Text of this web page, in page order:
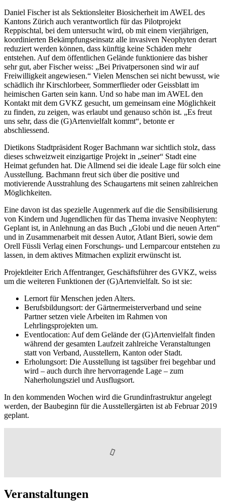
Daniel Fischer ist als Sektionsleiter Biosicherheit im AWEL des
Kantons Zürich auch verantwortlich für das Pilotprojekt
Reppischtal, bei dem untersucht wird, ob mit einem vierjährigen,
koordinierten Bekämpfungseinsatz alle invasiven Neophyten derart
reduziert werden können, dass künftig keine Schäden mehr
entstehen. Auf dem öffentlichen Gelände funktioniere das bisher
sehr gut, aber Fischer weiss: „Bei Privatpersonen sind wir auf
Freiwilligkeit angewiesen.“ Vielen Menschen sei nicht bewusst, wie
schädlich ihr Kirschlorbeer, Sommerflieder oder Geissblatt im
heimischen Garten sein kann. Und so habe man im AWEL den
Kontakt mit dem GVKZ gesucht, um gemeinsam eine Möglichkeit
zu finden, zu zeigen, was erlaubt und genauso schön ist. „Es freut
uns sehr, dass die (G)Artenvielfalt kommt“, betonte er
abschliessend.
Dietikons Stadtpräsident Roger Bachmann war sichtlich stolz, dass
dieses schweizweit einzigartige Projekt in „seiner“ Stadt eine
Heimat gefunden hat. Die Allmend sei die ideale Lage für solch eine
Ausstellung. Bachmann freut sich über die positive und
motivierende Ausstrahlung des Schaugartens mit seinen zahlreichen
Möglichkeiten.
Eine davon ist das spezielle Augenmerk auf die die Sensibilisierung
von Kindern und Jugendlichen für das Thema invasive Neophyten:
Geplant ist, in Anlehnung an das Buch „Globi und die neuen Arten“
und in Zusammenarbeit mit dessen Autor, Atlant Bieri, sowie dem
Orell Füssli Verlag einen Forschungs- und Lernparcour entstehen zu
lassen, in dem aktives Mitmachen explizit erwünscht ist.
Projektleiter Erich Affentranger, Geschäftsführer des GVKZ, weiss
um die weiteren Funktionen der (G)Artenvielfalt. So ist sie:
Lernort für Menschen jeden Alters.
Berufsbildungsort: der Gärtnermeisterverband und seine
Partner setzen viele Arbeiten im Rahmen von
Lehrlingsprojekten um.
Eventlocation: Auf dem Gelände der (G)Artenvielfalt finden
während der gesamten Laufzeit zahlreiche Veranstaltungen
statt von Verband, Ausstellern, Kanton oder Stadt.
Erholungsort: Die Ausstellung ist tagsüber frei begehbar und
wird – auch durch ihre hervorragende Lage – zum
Naherholungsziel und Ausflugsort.
In den kommenden Wochen wird die Grundinfrastruktur angelegt
werden, der Baubeginn für die Ausstellergärten ist ab Februar 2019
geplant.
Veranstaltungen